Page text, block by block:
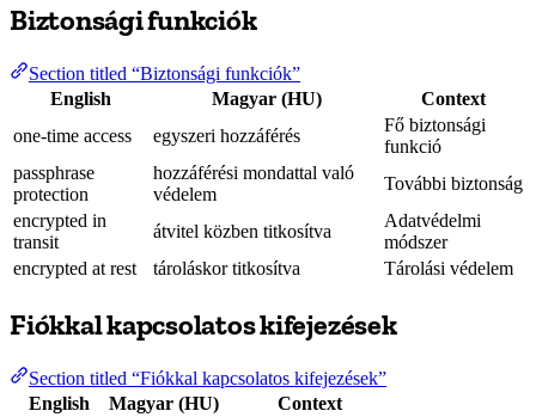
Biztonsági funkciók
Section titled “Biztonsági funkciók”
English
Magyar (HU)
Context
one-time access
egyszeri hozzáférés
Fő biztonsági
funkció
passphrase
protection
hozzáférési mondattal való
védelem
További biztonság
encrypted in
transit
átvitel közben titkosítva
Adatvédelmi
módszer
encrypted at rest
tároláskor titkosítva Tárolási védelem
Fiókkal kapcsolatos kifejezések
Section titled “Fiókkal kapcsolatos kifejezések”
English
Magyar (HU)
Context